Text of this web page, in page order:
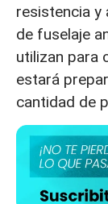
resistencia y
de fuselaje
utilizan para
estará
cantidad de